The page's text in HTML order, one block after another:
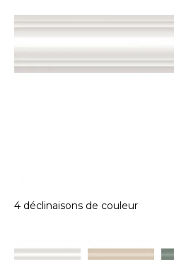
4 déclinaisons de couleur